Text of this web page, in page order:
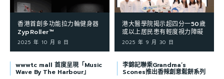
香港首創多功能拉力輪健身器
ZypRoller™
2025 年 10 月 8 日
港大醫學院揭示超四分一50歲
或以上居民患有輕度視力障礙
2025 年 9 月 30 日
wwwtc mall 首度呈現「Music
Wave By The Harbour」
李錦記聯乘Grandma’s
Scones推出香辣創意鬆餅系列